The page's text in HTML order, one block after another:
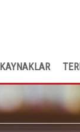
KAYNAKLAR